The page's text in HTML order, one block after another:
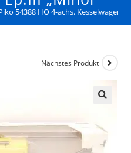
54388 HO 4-achs. Kesselwagen
Nächstes Produkt